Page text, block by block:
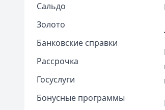
Сальдо
Золото
Банковские справки
Рассрочка
Госуслуги
Бонусные программы